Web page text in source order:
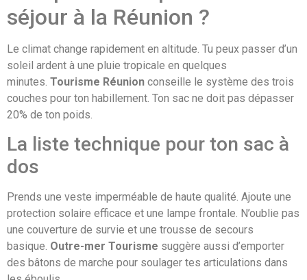
séjour à la Réunion ?
Le climat change rapidement en altitude. Tu peux passer d’un
soleil ardent à une pluie tropicale en quelques
minutes. Tourisme Réunion conseille le système des trois
couches pour ton habillement. Ton sac ne doit pas dépasser
20% de ton poids.
La liste technique pour ton sac à
dos
Prends une veste imperméable de haute qualité. Ajoute une
protection solaire efficace et une lampe frontale. N’oublie pas
une couverture de survie et une trousse de secours
basique. Outre-mer Tourisme suggère aussi d’emporter
des bâtons de marche pour soulager tes articulations dans